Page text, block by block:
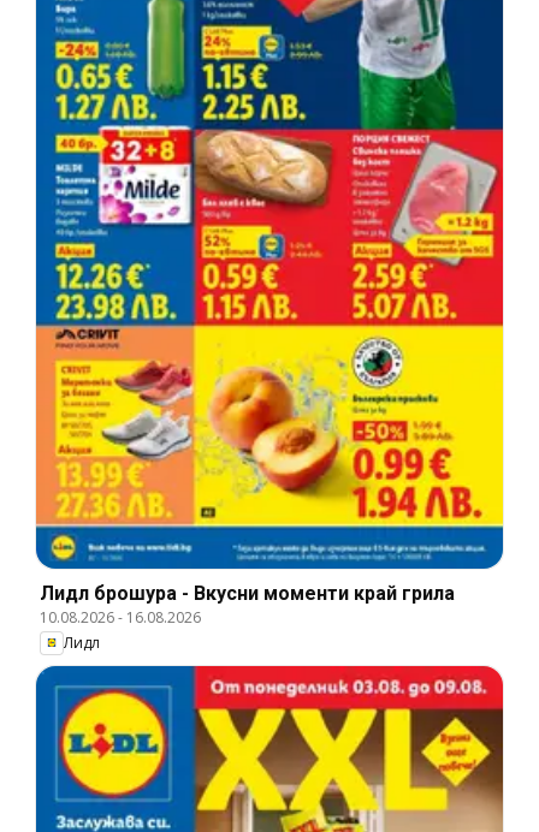
Лидл брошура - Вкусни моменти край грила
10.08.2026- 16.08.2026
Лидл